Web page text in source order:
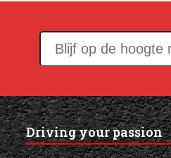
Blijf
op
hoogte
met
onze
Driving your passion